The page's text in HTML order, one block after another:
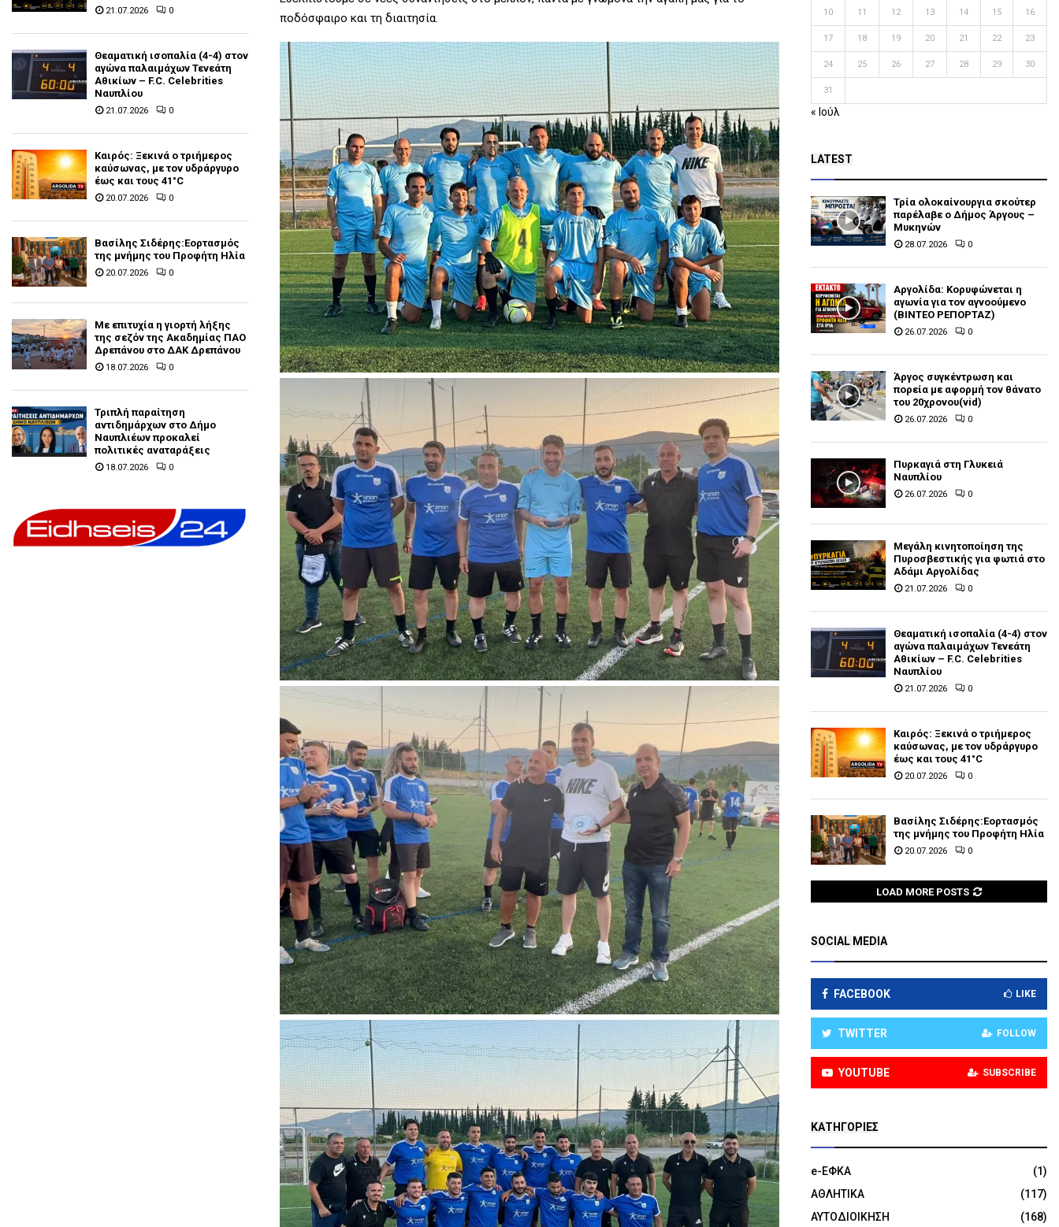
ποδόσφαιρο και τη διαιτησία.
21.07.2026 0
Θεαματική ισοπαλία (4-4) στον
αγώνα παλαιμάχων Τενεάτη
Αθικίων – F.C. Celebrities
Ναυπλίου
21.07.2026 0
Καιρός: Ξεκινά ο τριήμερος
καύσωνας, με τον υδράργυρο
έως και τους 41°C
20.07.2026 0
Βασίλης Σιδέρης:Εορτασμός
της μνήμης του Προφήτη Ηλία
20.07.2026 0
Με επιτυχία η γιορτή λήξης
της σεζόν της Ακαδημίας ΠΑΟ
Δρεπάνου στο ΔΑΚ Δρεπάνου
18.07.2026 0
Τριπλή παραίτηση
αντιδημάρχων στο Δήμο
Ναυπλιέων προκαλεί
πολιτικές αναταράξεις
18.07.2026 0
10 11 12 13 14 15 16
17 18 19 20 21 22 23
24 25 26 27 28 29 30
31
« Ιούλ
LATEST
Τρία ολοκαίνουργια σκούτερ
παρέλαβε o Δήμος Άργους –
Μυκηνών
28.07.2026 0
Αργολίδα: Κορυφώνεται η
αγωνία για τον αγνοούμενο
(ΒΙΝΤΕΟ ΡΕΠΟΡΤΑΖ)
26.07.2026 0
Άργος συγκέντρωση και
πορεία με αφορμή τον θάνατο
του 20χρονου(vid)
26.07.2026 0
Πυρκαγιά στη Γλυκειά
Ναυπλίου
26.07.2026 0
Μεγάλη κινητοποίηση της
Πυροσβεστικής για φωτιά στο
Αδάμι Αργολίδας
21.07.2026 0
Θεαματική ισοπαλία (4-4) στον
αγώνα παλαιμάχων Τενεάτη
Αθικίων – F.C. Celebrities
Ναυπλίου
21.07.2026 0
Καιρός: Ξεκινά ο τριήμερος
καύσωνας, με τον υδράργυρο
έως και τους 41°C
20.07.2026 0
Βασίλης Σιδέρης:Εορτασμός
της μνήμης του Προφήτη Ηλία
20.07.2026 0
LOAD MORE POSTS
SOCIAL MEDIA
FACEBOOK LIKE
TWITTER FOLLOW
YOUTUBE SUBSCRIBE
KΑΤΗΓΟΡΊΕΣ
e-ΕΦΚΑ
(1)
ΑΘΛΗΤΙΚΑ
(117)
ΑΥΤΟΔΙΟΙΚΗΣΗ
(168)